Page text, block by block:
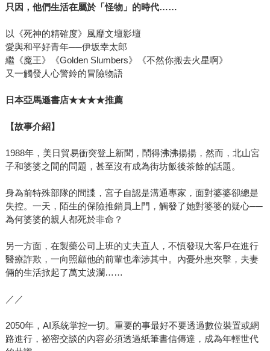
只因，他們生活在屬於「怪物」的時代……
以《死神的精確度》風靡文壇影壇
愛與和平好青年──伊坂幸太郎
繼《魔王》《Golden Slumbers》《不然你搬去火星啊》
又一觸發人心警鈴的冒險物語
日本亞馬遜書店★★★★推薦
【故事介紹】
1988年，美日貿易衝突登上新聞，鬧得沸沸揚揚，然而，北山宮
子和婆婆之間的問題，甚至沒有成為街坊飯後茶餘的話題。
身為前特殊部隊的間諜，宮子自認是溝通專家，面對婆婆卻總是
失控。一天，陌生的保險推銷員上門，觸發了她對婆婆的疑心──
為何婆婆的親人都死於非命？
另一方面，在製藥公司上班的丈夫直人，不慎發現大客戶在進行
醫療詐欺，一向照顧他的前輩也牽涉其中。內憂外患夾擊，夫妻
倆的生活掀起了萬丈波瀾……
／／
2050年，AI系統掌控一切。重要的事最好不要透過數位裝置或網
路進行，祕密交談的內容必須透過紙筆書信傳達，成為年輕世代